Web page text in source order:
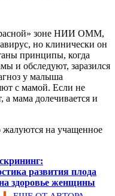
зоне НИИ ОММ,
но клинически он
принципы, когда
и обследуют, заразился
у малыша
с мамой. Если не
а мама долечивается и
на учащенное
развития плода
здоровье женщины